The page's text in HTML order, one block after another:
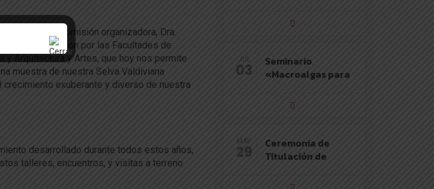
de la comisión organizadora, Dra.
su organización por las Facultades de
y Arquitectura y Artes, que hoy nos permite
muestra de nuestra Selva Valdiviana
exuberante y diverso de nuestra
desarrollado durante todos estos años,
talleres, encuentros, y visitas a terreno
JUL
03
Seminario
«Macroalgas para
MAY
29
Ceremonia de
Titulación de